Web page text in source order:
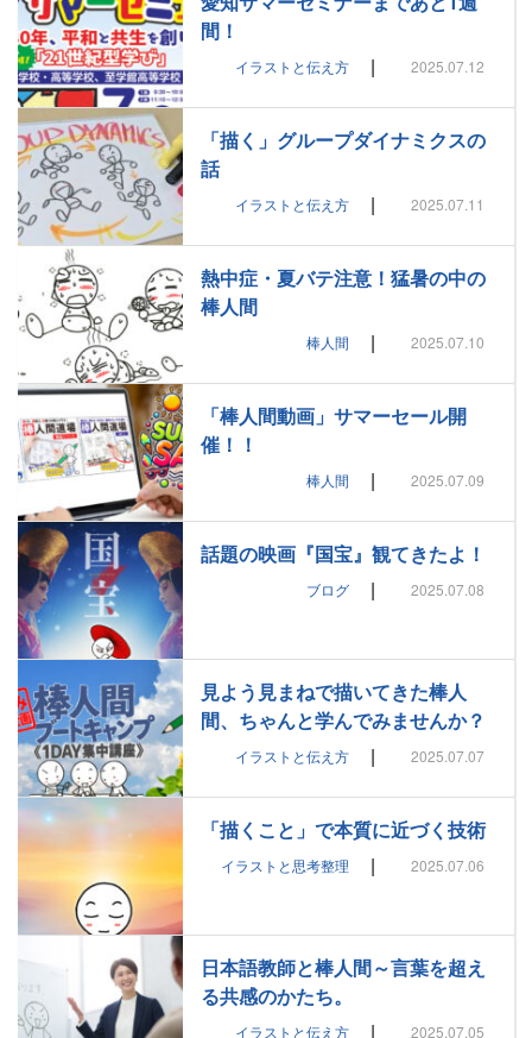
間！
イラストと伝え方 | 2025.07.12
「描く」グループダイナミクスの
話
イラストと伝え方 | 2025.07.11
熱中症・夏バテ注意！猛暑の中の
棒人間
棒人間 | 2025.07.10
「棒人間動画」サマーセール開
催！！
棒人間 | 2025.07.09
話題の映画『国宝』観てきたよ！
ブログ | 2025.07.08
見よう見まねで描いてきた棒人
間、ちゃんと学んでみませんか？
イラストと伝え方 | 2025.07.07
「描くこと」で本質に近づく技術
イラストと思考整理 | 2025.07.06
日本語教師と棒人間～言葉を超え
る共感のかたち。
イラストと伝え方 | 2025.07.05